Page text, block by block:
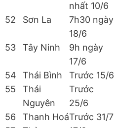
nhất 10/6
52 Sơn La
7h30 ngày
18/6
53 Tây Ninh
9h ngày
17/6
54 Thái Bình Trước 15/6
55
Thái
Nguyên
Trước
25/6
56 Thanh HoáTrước 31/7